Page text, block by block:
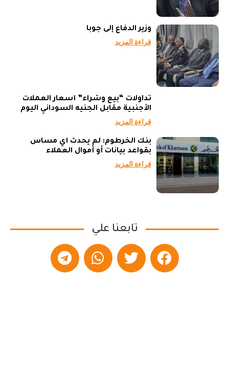
وزير الدفاع إلى جوبا
قراءة المزيد
تداولات “بيع وشراء” أسعار العملات
الأجنبية مقابل الجنيه السوداني اليوم
قراءة المزيد
بنك الخرطوم: لم يحدث أي مساس
بقواعد بيانات أو أموال العملاء
قراءة المزيد
تابعنا علي